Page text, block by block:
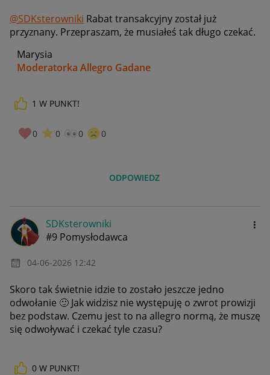
@SDKsterowniki Rabat transakcyjny został już
przyznany. Przepraszam, że musiałeś tak długo czekać.
Marysia
Moderatorka Allegro Gadane
1 W PUNKT!
0 0 0 0
ODPOWIEDZ
SDKsterowniki
#9 Pomysłodawca
‎04-06-2026 12:42
Skoro tak świetnie idzie to zostało jeszcze jedno
odwołanie 🙂 Jak widzisz nie występuję o zwrot prowizji
bez podstaw. Czemu jest to na allegro normą, że muszę
się odwoływać i czekać tyle czasu?
0 W PUNKT!